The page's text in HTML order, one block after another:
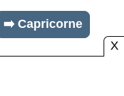
➡️ Capricorne
X